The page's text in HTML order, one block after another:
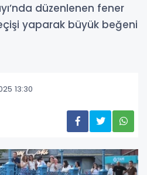
düzenlenen fener
yaparak büyük beğeni
13:30